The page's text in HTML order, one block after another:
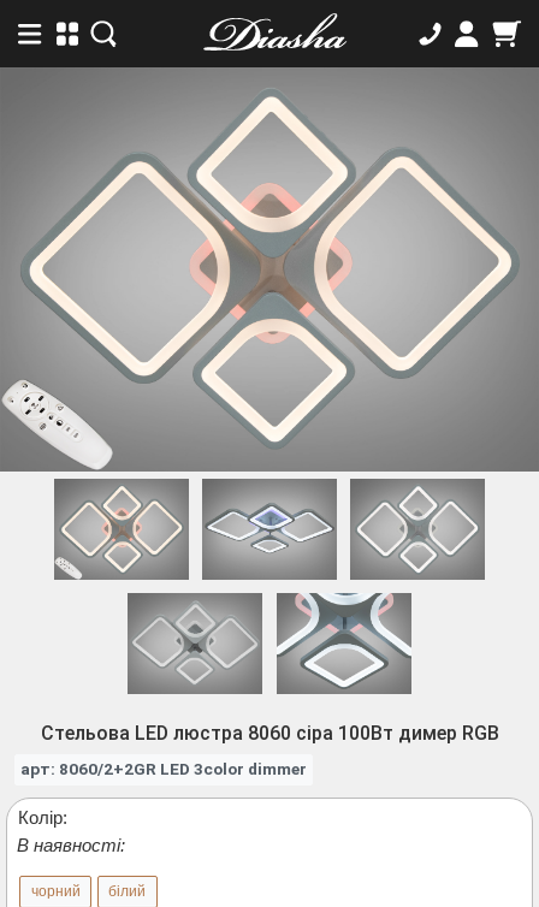
Стельова LED люстра 8060 сіра 100Вт димер RGB
арт: 8060/2+2GR LED 3color dimmer
Колір:
В наявності:
чорний білий